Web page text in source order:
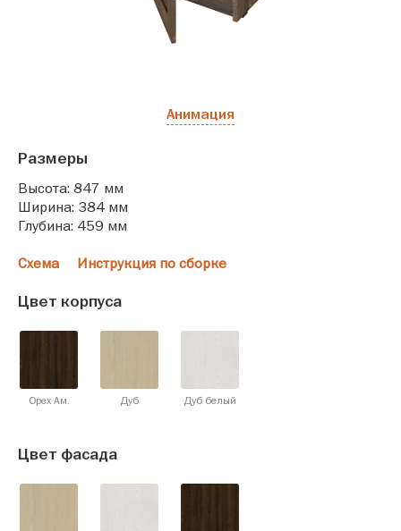
Анимация
Размеры
Высота: 847 мм
Ширина: 384 мм
Глубина: 459 мм
Схема Инструкция по сборке
Цвет корпуса
Орех Ам. Дуб Дуб белый
Цвет фасада